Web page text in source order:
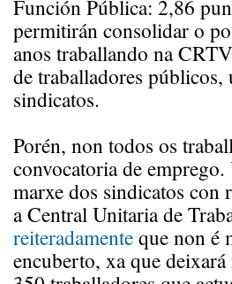
Función Pública: 2,86
permitirán consolidar o
anos traballando na
de traballadores
sindicatos.
Porén, non todos os
convocatoria de
marxe dos sindicatos con
a Central Unitaria de
reiteradamenteque non é
encuberto, xa que